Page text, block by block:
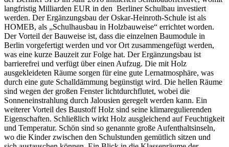
langfristig Milliarden EUR in den Berliner Schulbau investiert
werden. Der Ergänzungsbau der Oskar-Heinroth-Schule ist als
HOMEB, als „Schulhausbau in Holzbauweise“ errichtet worden.
Der Vorteil der Bauweise ist, dass die einzelnen Baumodule in
Berlin vorgefertigt werden und vor Ort zusammengefügt werden,
was eine kurze Bauzeit zur Folge hat. Der Ergänzungsbau ist
barrierefrei und verfügt über einen Aufzug. Die mit Holz
ausgekleideten Räume sorgen für eine gute Lernatmosphäre, was
durch eine gute Schalldämmung begünstigt wird. Die hellen Räume
sind wegen der großen Fenster lichtdurchflutet, wobei die
Sonneneinstrahlung durch Jalousien geregelt werden kann. Ein
weiterer Vorteil des Baustoff Holz sind seine klimaregulierenden
Eigenschaften. Schließlich wirkt Holz ausgleichend auf Feuchtigkeit
und Temperatur. Schön sind so genannte große Aufenthaltsinseln,
wo die Kinder zwischen den Schulstunden gemütlich sitzen und